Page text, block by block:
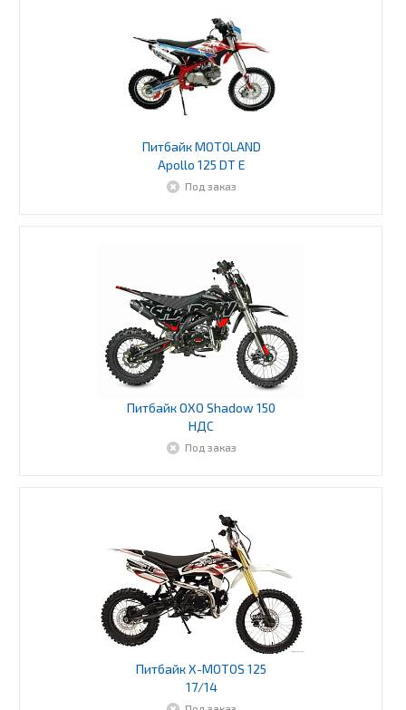
Питбайк MOTOLAND
Apollo 125 DT E
Под заказ
Питбайк OXO Shadow 150
НДС
Под заказ
Питбайк X-MOTOS 125
17/14